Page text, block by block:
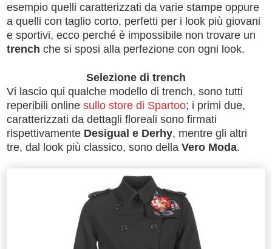
esempio quelli caratterizzati da varie stampe oppure
a quelli con taglio corto, perfetti per i look più giovani
e sportivi, ecco perché è impossibile non trovare un
trench che si sposi alla perfezione con ogni look.
Selezione di trench
Vi lascio qui qualche modello di trench, sono tutti
reperibili online sullo store di Spartoo; i primi due,
caratterizzati da dettagli floreali sono firmati
rispettivamente Desigual e Derhy, mentre gli altri
tre, dal look più classico, sono della Vero Moda.